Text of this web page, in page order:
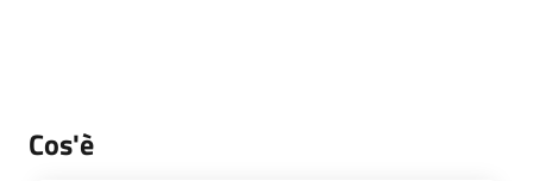
Tutti
Cos'è